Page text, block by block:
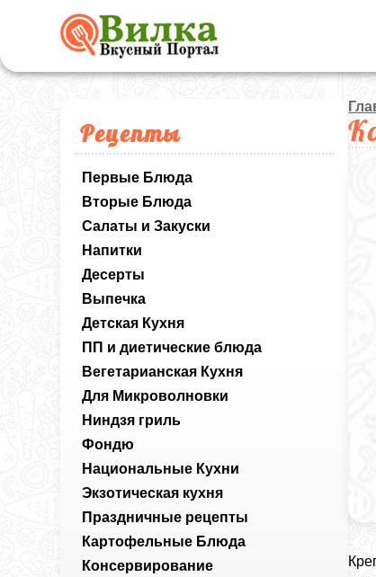
Рецепты
Первые Блюда
Вторые Блюда
Салаты и Закуски
Напитки
Десерты
Выпечка
Детская Кухня
ПП и диетические блюда
Вегетарианская Кухня
Для Микроволновки
Ниндзя гриль
Фондю
Национальные Кухни
Экзотическая кухня
Праздничные рецепты
Картофельные Блюда
Консервирование